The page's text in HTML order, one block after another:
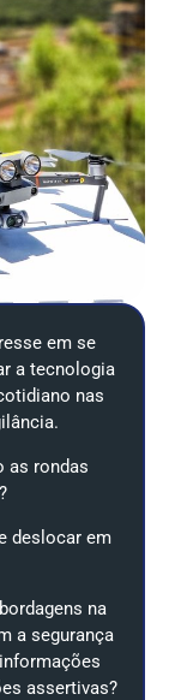
em se
a tecnologia
nas
as rondas
deslocar em
na
a segurança
assertivas?